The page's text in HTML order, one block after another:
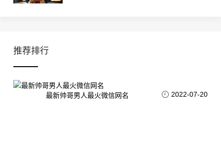
推荐排行
最新帅哥男人最火微信网名 2022-07-20